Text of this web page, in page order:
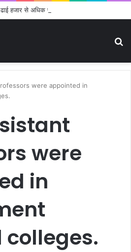
हजार से अधिक पदों के लिए भरे जाएंगे फार्म
were appointed in
were
in